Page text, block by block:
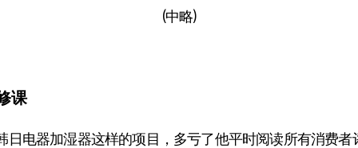
(中略)
课
日电器加湿器这样的项目，多亏了他平时阅读所有消费